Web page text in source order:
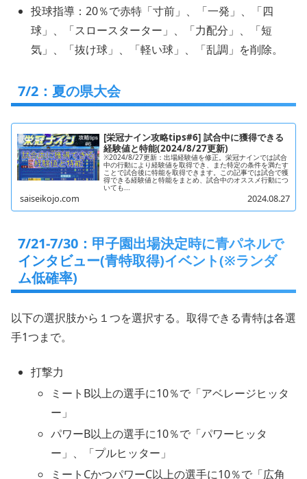
投球指導：20％で赤特「寸前」、「一発」、「四
球」、「スロースターター」、「力配分」、「短
気」、「抜け球」、「軽い球」、「乱調」を削除。
7/2：夏の県大会
[栄冠ナイン攻略tips#6] 試合中に獲得できる
経験値と特能(2024/8/27更新)
※2024/8/27更新：出場経験値を修正。栄冠ナインでは試合
中の行動により経験値を取得でき、また特定の条件を満たす
ことで試合後に特能を取得できます。この記事では試合で獲
得できる経験値と特能をまとめ、試合中のオススメ行動につ
いても...
saiseikojo.com 2024.08.27
7/21-7/30：甲子園出場決定時に青パネルで
インタビュー(青特取得)イベント(※ランダ
ム低確率)
以下の選択肢から１つを選択する。取得できる青特は各選
手1つまで。
打撃力
ミートB以上の選手に10％で「アベレージヒッタ
ー」
パワーB以上の選手に10％で「パワーヒッタ
ー」、「プルヒッター」
ミートCかつパワーC以上の選手に10％で「広角